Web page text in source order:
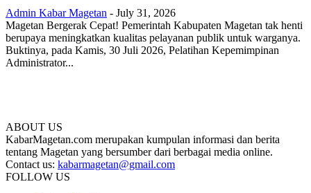
Admin Kabar Magetan - July 31, 2026
Magetan Bergerak Cepat! Pemerintah Kabupaten Magetan tak henti
berupaya meningkatkan kualitas pelayanan publik untuk warganya.
Buktinya, pada Kamis, 30 Juli 2026, Pelatihan Kepemimpinan
Administrator...
ABOUT US
KabarMagetan.com merupakan kumpulan informasi dan berita
tentang Magetan yang bersumber dari berbagai media online.
Contact us: kabarmagetan@gmail.com
FOLLOW US